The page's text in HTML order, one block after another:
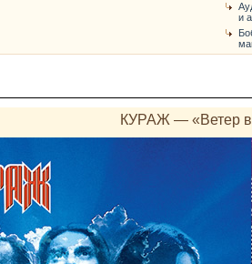
и
КУРАЖ — «Ветер в